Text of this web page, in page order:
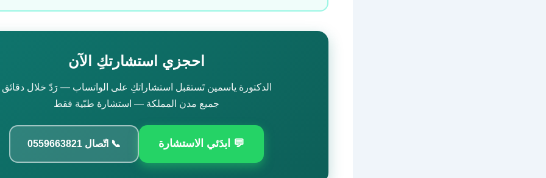
احجزي استشارتكِ الآن
الدكتورة ياسمين تَستقبل استشاراتكِ على الواتساب — رَدّ خلال دقائق
جميع مدن المملكة — استشارة طبّية فقط
💬 ابدَئي الاستشارة 📞 اتّصال 0559663821